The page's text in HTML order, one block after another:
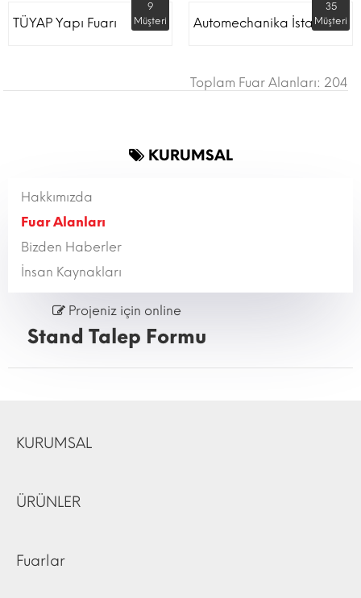
TÜYAP Yapı Fuarı
9
Müşteri
Automechanika İstanbul
35
Müşteri
Toplam Fuar Alanları: 204
KURUMSAL
Hakkımızda
Fuar Alanları
Bizden Haberler
İnsan Kaynakları
Projeniz için online
Stand Talep Formu
KURUMSAL
ÜRÜNLER
Fuarlar